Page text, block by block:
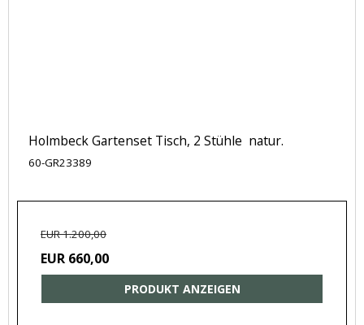
Holmbeck Gartenset Tisch, 2 Stühle natur.
60-GR23389
EUR 1.200,00
EUR 660,00
PRODUKT ANZEIGEN